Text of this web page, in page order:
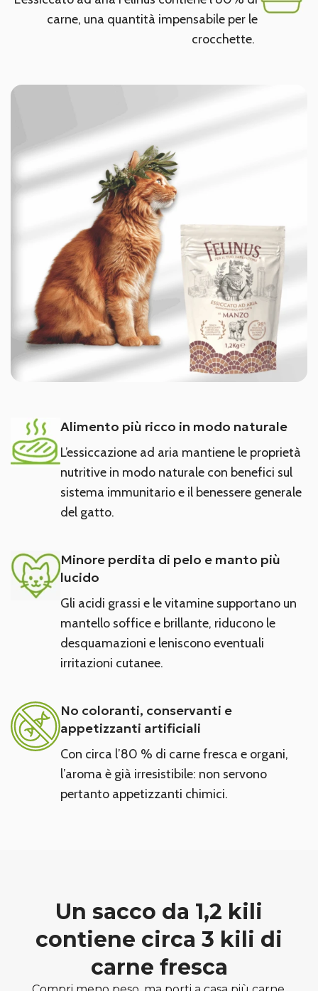
carne, una quantità impensabile per le
crocchette.
Alimento più ricco in modo naturale
L’essiccazione ad aria mantiene le proprietà
nutritive in modo naturale con benefici sul
sistema immunitario e il benessere generale
del gatto.
Minore perdita di pelo e manto più
lucido
Gli acidi grassi e le vitamine supportano un
mantello soffice e brillante, riducono le
desquamazioni e leniscono eventuali
irritazioni cutanee.
No coloranti, conservanti e
appetizzanti artificiali
Con circa l’80 % di carne fresca e organi,
l’aroma è già irresistibile: non servono
pertanto appetizzanti chimici.
Un sacco da 1,2 kili
contiene circa 3 kili di
carne fresca